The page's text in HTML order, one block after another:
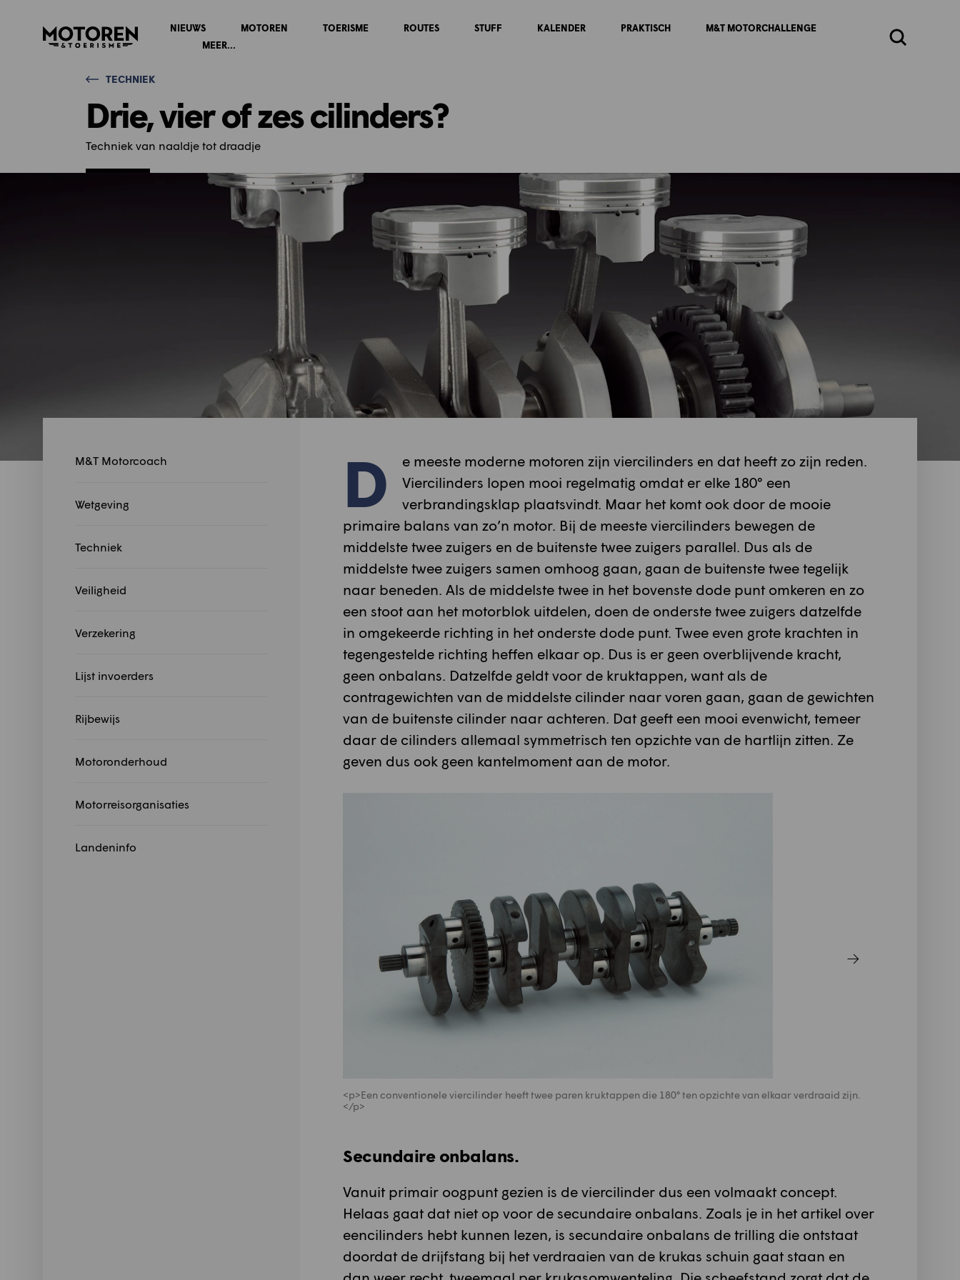
Homepage
NIEUWS MOTOREN TOERISME ROUTES STUFF KALENDER PRAKTISCH
M&T MOTORCHALLENGE
MEER...
Zoeken
TECHNIEK
Drie, vier of zes cilinders?
Techniek van naaldje tot draadje
M&T Motorcoach
Wetgeving
Techniek
Veiligheid
Verzekering
Lijst invoerders
Rijbewijs
Motoronderhoud
Motorreisorganisaties
Landeninfo
D
e meeste moderne motoren zijn viercilinders en dat heeft zo zijn reden.
Viercilinders lopen mooi regelmatig omdat er elke 180° een
verbrandingsklap plaatsvindt. Maar het komt ook door de mooie
primaire balans van zo’n motor. Bij de meeste viercilinders bewegen de
middelste twee zuigers en de buitenste twee zuigers parallel. Dus als de
middelste twee zuigers samen omhoog gaan, gaan de buitenste twee tegelijk
naar beneden. Als de middelste twee in het bovenste dode punt omkeren en zo
een stoot aan het motorblok uitdelen, doen de onderste twee zuigers datzelfde
in omgekeerde richting in het onderste dode punt. Twee even grote krachten in
tegengestelde richting heffen elkaar op. Dus is er geen overblijvende kracht,
geen onbalans. Datzelfde geldt voor de kruktappen, want als de
contragewichten van de middelste cilinder naar voren gaan, gaan de gewichten
van de buitenste cilinder naar achteren. Dat geeft een mooi evenwicht, temeer
daar de cilinders allemaal symmetrisch ten opzichte van de hartlijn zitten. Ze
geven dus ook geen kantelmoment aan de motor.
<p>Een conventionele viercilinder heeft twee paren kruktappen die 180° ten opzichte van elkaar verdraaid zijn.
</p>
Secundaire onbalans.
Vanuit primair oogpunt gezien is de viercilinder dus een volmaakt concept.
Helaas gaat dat niet op voor de secundaire onbalans. Zoals je in het artikel over
eencilinders hebt kunnen lezen, is secundaire onbalans de trilling die ontstaat
doordat de drijfstang bij het verdraaien van de krukas schuin gaat staan en